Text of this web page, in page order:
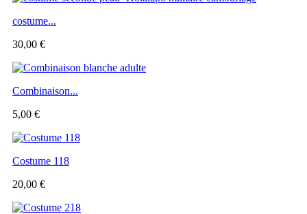
costume...
30,00 €
Combinaison...
5,00 €
Costume 118
20,00 €